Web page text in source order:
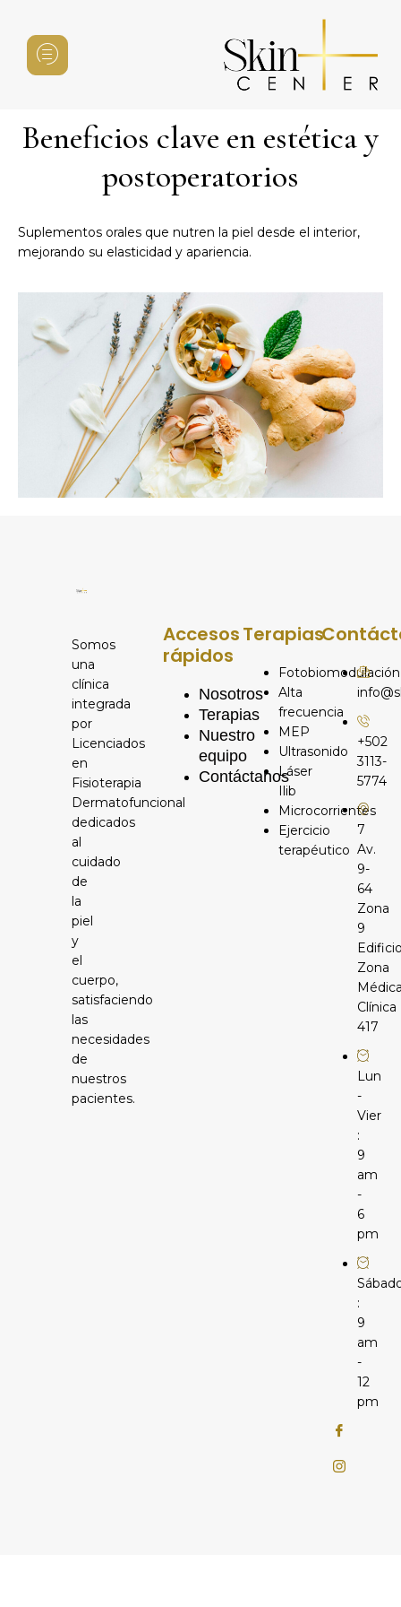
Beneficios clave en estética y
postoperatorios
Suplementos orales que nutren la piel desde el interior,
mejorando su elasticidad y apariencia.
Somos
una
clínica
integrada
por
Licenciados
en
Fisioterapia
Dermatofuncional
dedicados
al
cuidado
de
la
piel
y
el
cuerpo,
satisfaciendo
las
necesidades
de
nuestros
pacientes.
Accesos
rápidos
Nosotros
Terapias
Nuestro
equipo
Contáctanos
Terapias
Fotobiomodulación
Alta
frecuencia
MEP
Ultrasonido
Láser
Ilib
Microcorrientes
Ejercicio
terapéutico
+502
3113-
5774
7
Av.
9-
64
Zona
9
Zona
Clínica
417
Lun
-
Vier
:
9
am
-
6
pm
:
9
am
-
12
pm